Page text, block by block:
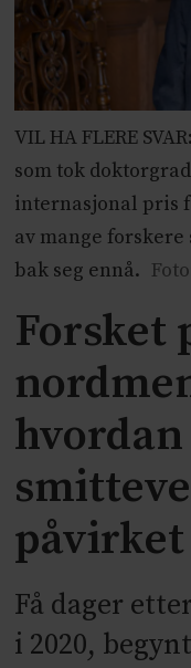
VIL HA FLERE
som tok
internasjonal pris
av mange
bak seg ennå.
Forsket
hvordan
Få dager
i 2020,